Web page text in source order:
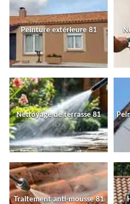
Peinture extérieure 81
Nettoyage de terrasse 81
Traitement anti-mousse 81